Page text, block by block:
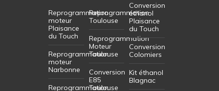
Reprogrammation
moteur
Plaisance
du Touch
Reprogrammation
moteur
Narbonne
Reprogrammation
Reprogrammation
Toulouse
Reprogrammation
Moteur
Toulouse
Conversion
E85
Toulouse
Conversion
éthanol
Plaisance
du Touch
Conversion
Colomiers
Kit éthanol
Blagnac